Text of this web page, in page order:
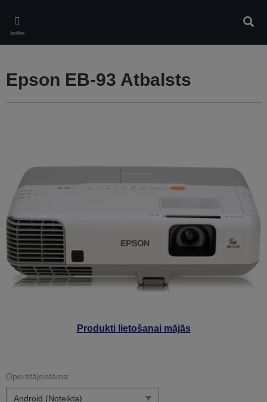
main
content
Izvēlne
Produkti lietošanai mājās
Epson EB-93 Atbalsts
Operētājsistēma: